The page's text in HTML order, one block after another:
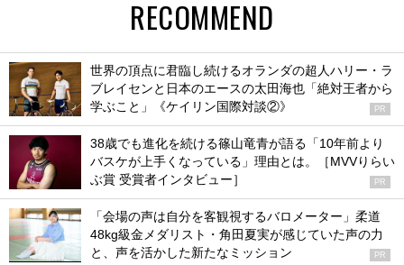
RECOMMEND
世界の頂点に君臨し続けるオランダの超人ハリー・ラ
ブレイセンと日本のエースの太田海也「絶対王者から
学ぶこと」《ケイリン国際対談②》
PR
38歳でも進化を続ける篠山竜青が語る「10年前より
バスケが上手くなっている」理由とは。［MVVりらい
ぶ賞 受賞者インタビュー］
PR
「会場の声は自分を客観視するバロメーター」柔道
48kg級金メダリスト・角田夏実が感じていた声の力
と、声を活かした新たなミッション
PR